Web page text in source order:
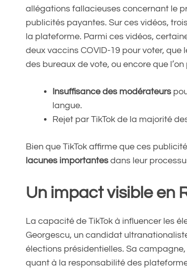
allégations fallacieuses concernant le
publicités payantes. Sur ces vidéos,
la plateforme. Parmi ces vidéos,
deux vaccins COVID-19 pour voter,
des bureaux de vote, ou encore que
Insuffisance des modérateurs
langue.
Rejet par TikTok de la majorité
Bien que TikTok affirme que ces
lacunes importantes dans leur
Un impact visible en
La capacité de TikTok à influencer les
Georgescu, un candidat
élections présidentielles. Sa
quant à la responsabilité des